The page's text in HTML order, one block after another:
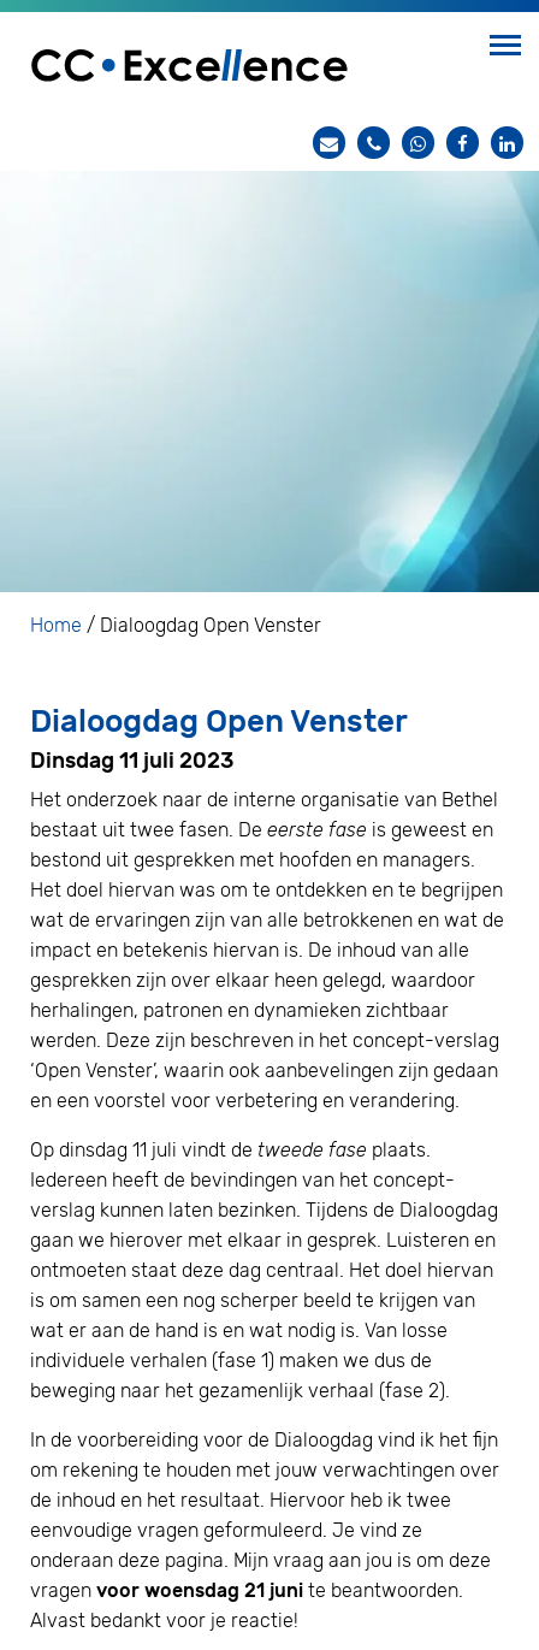
Home / Dialoogdag Open Venster
Dialoogdag Open Venster
Dinsdag 11 juli 2023
Het onderzoek naar de interne organisatie van Bethel
bestaat uit twee fasen. De eerste fase is geweest en
bestond uit gesprekken met hoofden en managers.
Het doel hiervan was om te ontdekken en te begrijpen
wat de ervaringen zijn van alle betrokkenen en wat de
impact en betekenis hiervan is. De inhoud van alle
gesprekken zijn over elkaar heen gelegd, waardoor
herhalingen, patronen en dynamieken zichtbaar
werden. Deze zijn beschreven in het concept-verslag
‘Open Venster’, waarin ook aanbevelingen zijn gedaan
en een voorstel voor verbetering en verandering.
Op dinsdag 11 juli vindt de tweede fase plaats.
Iedereen heeft de bevindingen van het concept-
verslag kunnen laten bezinken. Tijdens de Dialoogdag
gaan we hierover met elkaar in gesprek. Luisteren en
ontmoeten staat deze dag centraal. Het doel hiervan
is om samen een nog scherper beeld te krijgen van
wat er aan de hand is en wat nodig is. Van losse
individuele verhalen (fase 1) maken we dus de
beweging naar het gezamenlijk verhaal (fase 2).
In de voorbereiding voor de Dialoogdag vind ik het fijn
om rekening te houden met jouw verwachtingen over
de inhoud en het resultaat. Hiervoor heb ik twee
eenvoudige vragen geformuleerd. Je vind ze
onderaan deze pagina. Mijn vraag aan jou is om deze
vragen voor woensdag 21 juni te beantwoorden.
Alvast bedankt voor je reactie!